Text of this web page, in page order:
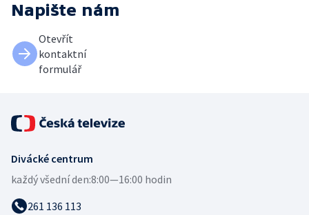
Napište nám
Otevřít
kontaktní
formulář
Divácké centrum
každý všední den:8:00—16:00 hodin
261 136 113